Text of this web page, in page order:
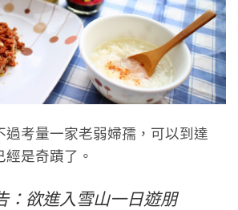
過考量一家老弱婦孺，可以到達
經是奇蹟了。
：欲進入雪山一日遊朋